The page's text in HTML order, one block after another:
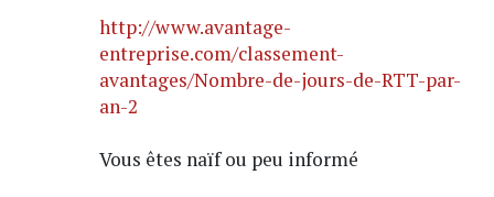
http://www.avantage-
entreprise.com/classement-
avantages/Nombre-de-jours-de-RTT-par-
an-2
Vous êtes naïf ou peu informé